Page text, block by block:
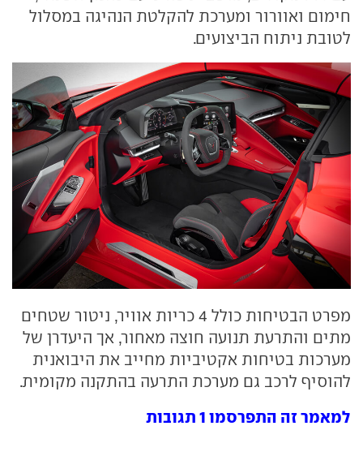
חימום ואוורור ומערכת להקלטת הנהיגה במסלול
לטובת ניתוח הביצועים.
מפרט הבטיחות כולל 4 כריות אוויר, ניטור שטחים
מתים והתרעת תנועה חוצה מאחור, אך היעדרן של
מערכות בטיחות אקטיביות מחייב את היבואנית
להוסיף לרכב גם מערכת התרעה בהתקנה מקומית.
למאמר זה התפרסמו 1 תגובות